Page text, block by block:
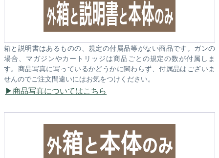
箱と説明書はあるものの、規定の付属品等がない商品です。ガンの
場合、マガジンやカートリッジは商品ごとの規定の数が付属しま
す。商品写真に写っているかどうかに関わらず、付属品はございま
せんのでご注文間違いにはお気をつけください。
商品写真についてはこちら